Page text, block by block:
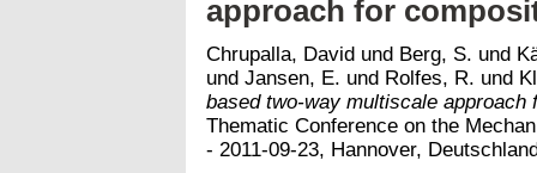
approach for
Chrupalla, David und Berg, S. und
und Jansen, E. und Rolfes, R. und
based two-way multiscale
Thematic Conference on the
- 2011-09-23, Hannover,